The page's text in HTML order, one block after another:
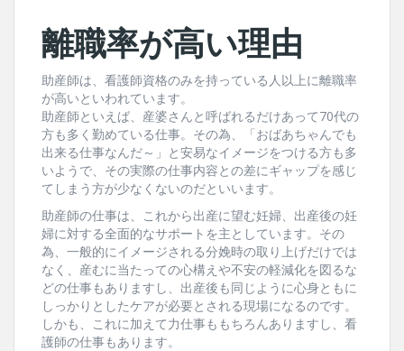
離職率が高い理由
助産師は、看護師資格のみを持っている人以上に離職率
が高いといわれています。
助産師といえば、産婆さんと呼ばれるだけあって70代の
方も多く勤めている仕事。その為、「おばあちゃんでも
出来る仕事なんだ～」と安易なイメージをつける方も多
いようで、その実際の仕事内容との差にギャップを感じ
てしまう方が少なくないのだといいます。
助産師の仕事は、これから出産に望む妊婦、出産後の妊
婦に対する全面的なサポートを主としています。その
為、一般的にイメージされる分娩時の取り上げだけでは
なく、産むに当たっての心構えや不安の軽減化を図るな
どの仕事もありますし、出産後も同じように心身ともに
しっかりとしたケアが必要とされる現場になるのです。
しかも、これに加えて力仕事ももちろんありますし、看
護師の仕事もあります。